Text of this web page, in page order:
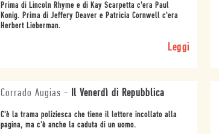
Prima di Lincoln Rhyme e di Kay Scarpetta c'era Paul
Konig. Prima di Jeffery Deaver e Patricia Cornwell c'era
Herbert Lieberman.
Leggi
Corrado Augias - Il Venerdì di Repubblica
C'è la trama poliziesca che tiene il lettore incollato alla
pagina, ma c'è anche la caduta di un uomo.